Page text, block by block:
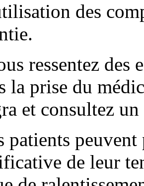
des
ressentez des
la prise du
et consultez
patients
de leur